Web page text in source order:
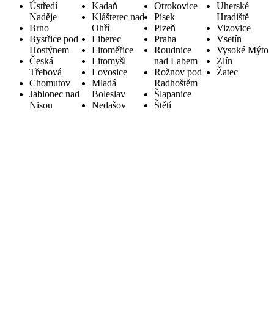
Ústředí
Naděje
Brno
Bystřice pod
Hostýnem
Česká
Třebová
Chomutov
Jablonec nad
Nisou
Kadaň
Klášterec nad
Ohří
Liberec
Litoměřice
Litomyšl
Lovosice
Mladá
Boleslav
Nedašov
Otrokovice
Písek
Plzeň
Praha
Roudnice
nad Labem
Rožnov pod
Radhoštěm
Šlapanice
Štětí
Uherské
Hradiště
Vizovice
Vsetín
Vysoké Mýto
Zlín
Žatec